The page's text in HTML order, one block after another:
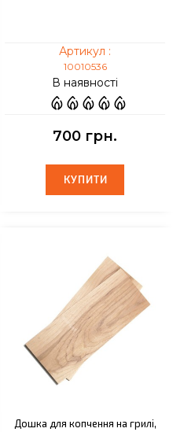
Артикул :
10010536
В наявності
700 грн.
КУПИТИ
КУПИТИ
Дошка для копчення на грилі,